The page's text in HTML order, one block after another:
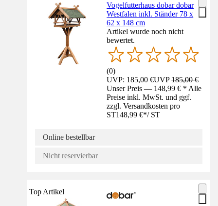
Vogelfutterhaus dobar dobar
Westfalen inkl. Ständer 78 x
62 x 148 cm
Artikel wurde noch nicht
bewertet.
(0)
UVP: 185,00 €UVP185,00 €
Unser Preis — 148,99 € * Alle
Preise inkl. MwSt. und ggf.
zzgl. Versandkosten pro
ST148,99 €*/ ST
Online bestellbar
Nicht reservierbar
Top Artikel